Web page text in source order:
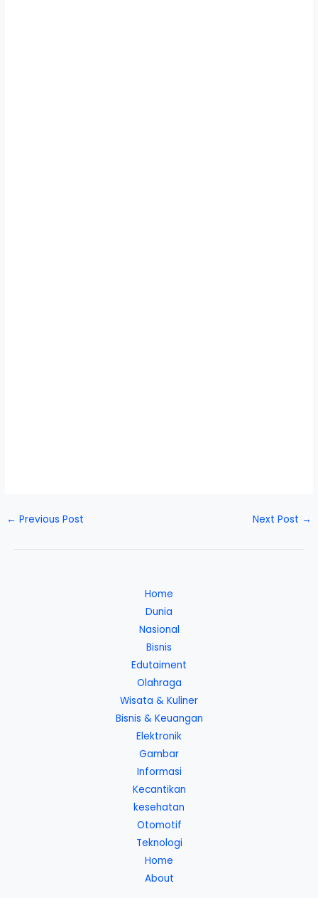
← Previous Post Next Post →
Home
Dunia
Nasional
Bisnis
Edutaiment
Olahraga
Wisata & Kuliner
Bisnis & Keuangan
Elektronik
Gambar
Informasi
Kecantikan
kesehatan
Otomotif
Teknologi
Home
About